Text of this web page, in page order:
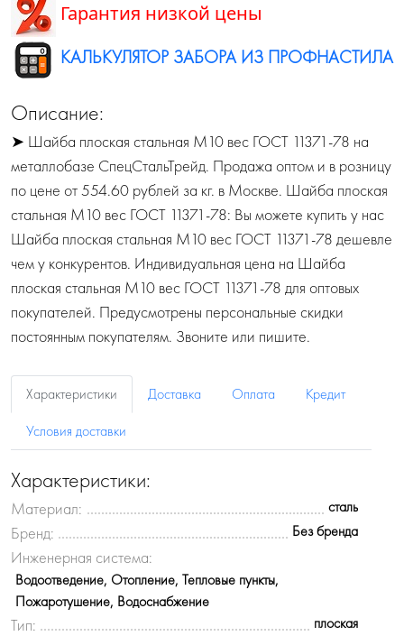
Гарантия низкой цены
КАЛЬКУЛЯТОР ЗАБОРА ИЗ ПРОФНАСТИЛА
Описание:
➤ Шайба плоская стальная М10 вес ГОСТ 11371-78 на
металлобазе СпецСтальТрейд. Продажа оптом и в розницу
по цене от 554.60 рублей за кг. в Москве. Шайба плоская
стальная М10 вес ГОСТ 11371-78: Вы можете купить у нас
Шайба плоская стальная М10 вес ГОСТ 11371-78 дешевле
чем у конкурентов. Индивидуальная цена на Шайба
плоская стальная М10 вес ГОСТ 11371-78 для оптовых
покупателей. Предусмотрены персональные скидки
постоянным покупателям. Звоните или пишите.
Характеристики Доставка Оплата
Кредит
Условия доставки
Характеристики:
Материал: сталь
Бренд: Без бренда
Инженерная система:
Водоотведение, Отопление, Тепловые пункты,
Пожаротушение, Водоснабжение
Тип: плоская